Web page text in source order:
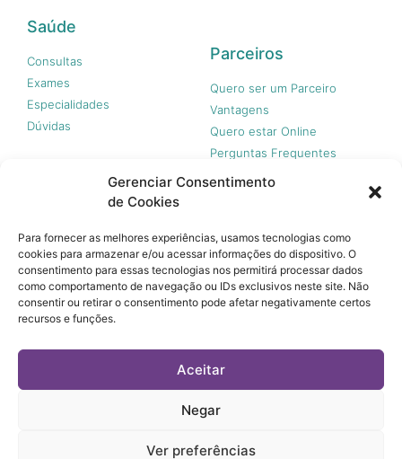
Gerenciar Consentimento
de Cookies
Para fornecer as melhores experiências, usamos tecnologias como
cookies para armazenar e/ou acessar informações do dispositivo. O
consentimento para essas tecnologias nos permitirá processar dados
como comportamento de navegação ou IDs exclusivos neste site. Não
consentir ou retirar o consentimento pode afetar negativamente certos
recursos e funções.
Aceitar
Negar
Ver preferências
Saúde
Consultas
Exames
Especialidades
Dúvidas
Parceiros
Quero ser um Parceiro
Vantagens
Quero estar Online
Perguntas Frequentes
cobertura financeira de riscos e de custos assistenciais à
saúde. Você paga apenas quando usar, sem taxa de adesão,
mensalidades ou anuidades.